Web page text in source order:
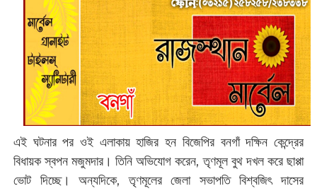
এই ঘটনার পর ওই এলাকায় হাজির হন বিজেপির বনগাঁ দক্ষিন কেন্দ্রের
বিধায়ক স্বপন মজুমদার। তিনি অভিযোগ করেন, তৃণমূল বুথ দখল করে ছাপ্পা
ভোট দিচ্ছে। অন্যদিকে, তৃণমূলের জেলা সভাপতি বিশ্বজিৎ দাসের